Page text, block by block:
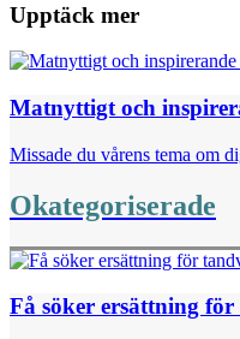
Upptäck mer
Matnyttigt och
Missade du vårens tema om
Okategoriserade
Få söker ersättning